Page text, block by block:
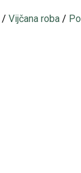
/Vijčana roba /